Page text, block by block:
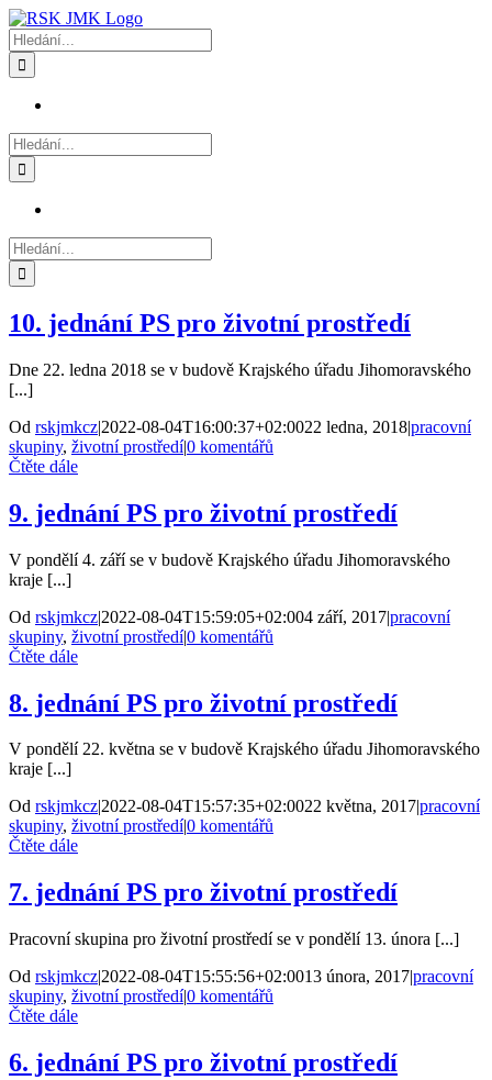
Přeskočit
na
obsah
Hledat:
Hledat:
Hledat:
10. jednání PS pro životní prostředí
Dne 22. ledna 2018 se v budově Krajského úřadu Jihomoravského
[...]
Od rskjmkcz|2022-08-04T16:00:37+02:0022 ledna, 2018|pracovní
skupiny, životní prostředí|0 komentářů
Čtěte dále
9. jednání PS pro životní prostředí
V pondělí 4. září se v budově Krajského úřadu Jihomoravského
kraje [...]
Od rskjmkcz|2022-08-04T15:59:05+02:004 září, 2017|pracovní
skupiny, životní prostředí|0 komentářů
Čtěte dále
8. jednání PS pro životní prostředí
V pondělí 22. května se v budově Krajského úřadu Jihomoravského
kraje [...]
Od rskjmkcz|2022-08-04T15:57:35+02:0022 května, 2017|pracovní
skupiny, životní prostředí|0 komentářů
Čtěte dále
7. jednání PS pro životní prostředí
Pracovní skupina pro životní prostředí se v pondělí 13. února [...]
Od rskjmkcz|2022-08-04T15:55:56+02:0013 února, 2017|pracovní
skupiny, životní prostředí|0 komentářů
Čtěte dále
6. jednání PS pro životní prostředí